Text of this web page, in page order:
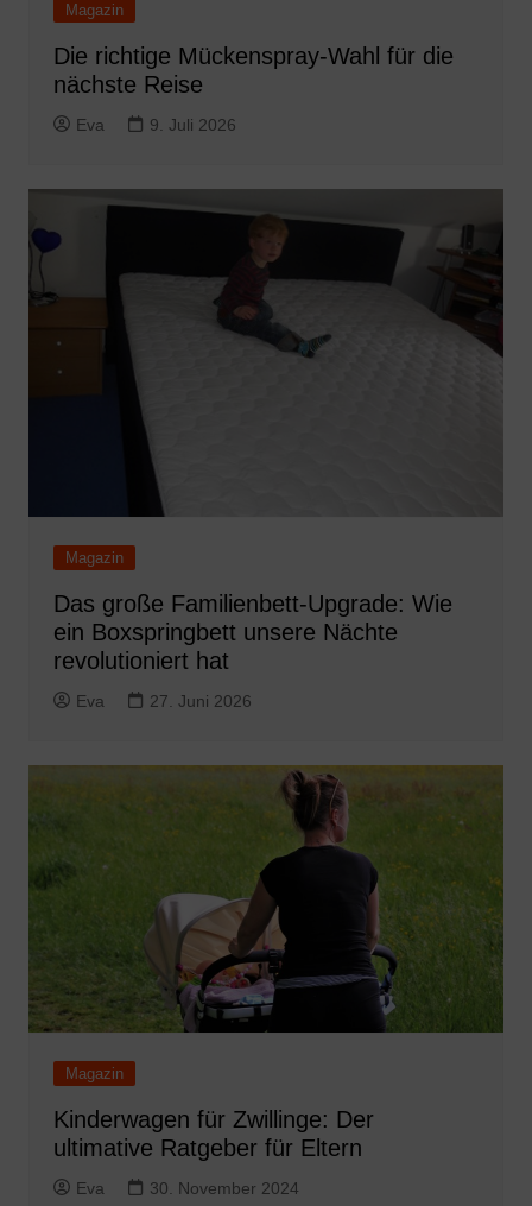
Magazin
Die richtige Mückenspray-Wahl für die
nächste Reise
Eva 9. Juli 2026
Magazin
Das große Familienbett-Upgrade: Wie
ein Boxspringbett unsere Nächte
revolutioniert hat
Eva 27. Juni 2026
Magazin
Kinderwagen für Zwillinge: Der
ultimative Ratgeber für Eltern
Eva 30. November 2024